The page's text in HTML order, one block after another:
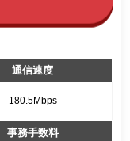
通信速度
180.5Mbps
事務手数料